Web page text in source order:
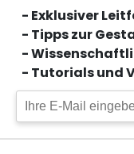
- Exklusiver
- Tipps zur
-
- Tutorials und